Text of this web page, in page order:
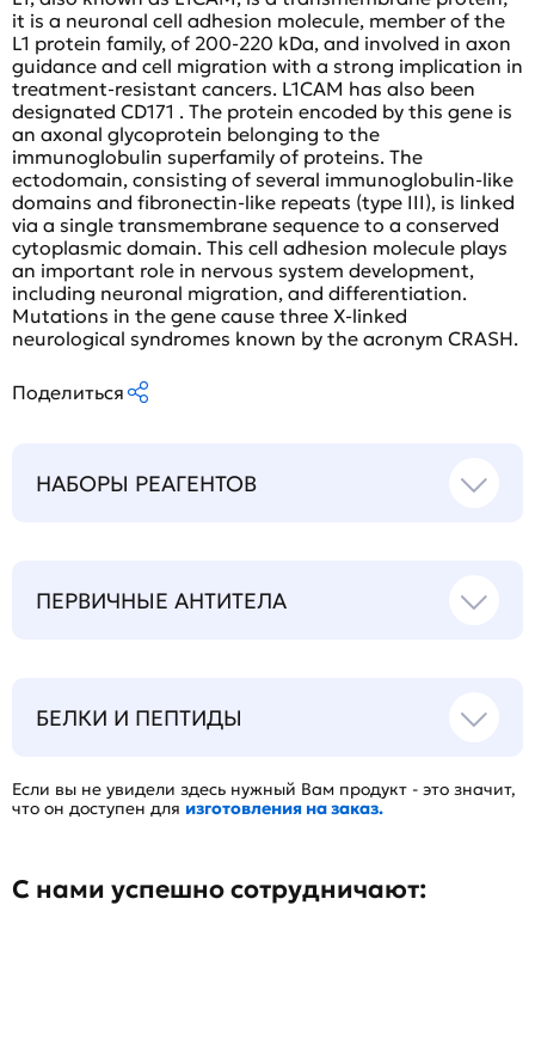
it is a neuronal cell adhesion molecule, member of the
L1 protein family, of 200-220 kDa, and involved in axon
guidance and cell migration with a strong implication in
treatment-resistant cancers. L1CAM has also been
designated CD171 . The protein encoded by this gene is
an axonal glycoprotein belonging to the
immunoglobulin superfamily of proteins. The
ectodomain, consisting of several immunoglobulin-like
domains and fibronectin-like repeats (type III), is linked
via a single transmembrane sequence to a conserved
cytoplasmic domain. This cell adhesion molecule plays
an important role in nervous system development,
including neuronal migration, and differentiation.
Mutations in the gene cause three X-linked
neurological syndromes known by the acronym CRASH.
Поделиться
НАБОРЫ РЕАГЕНТОВ
ПЕРВИЧНЫЕ АНТИТЕЛА
БЕЛКИ И ПЕПТИДЫ
Если вы не увидели здесь нужный Вам продукт - это значит,
что он доступен для изготовления на заказ.
С нами успешно сотрудничают: